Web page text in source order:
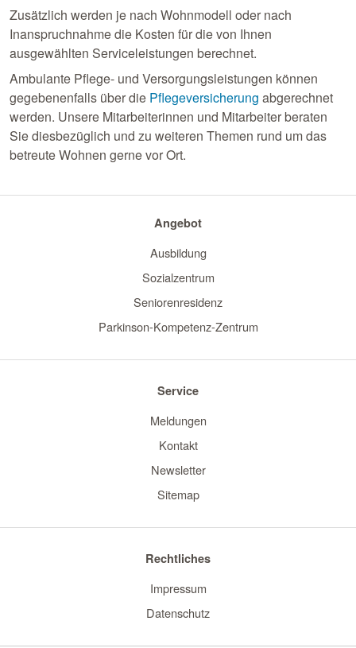
Zusätzlich werden je nach Wohnmodell oder nach
Inanspruchnahme die Kosten für die von Ihnen
ausgewählten Serviceleistungen berechnet.
Ambulante Pflege- und Versorgungsleistungen können
gegebenenfalls über die Pflegeversicherung abgerechnet
werden. Unsere Mitarbeiterinnen und Mitarbeiter beraten
Sie diesbezüglich und zu weiteren Themen rund um das
betreute Wohnen gerne vor Ort.
Angebot
Ausbildung
Sozialzentrum
Seniorenresidenz
Parkinson-Kompetenz-Zentrum
Service
Meldungen
Kontakt
Newsletter
Sitemap
Rechtliches
Impressum
Datenschutz